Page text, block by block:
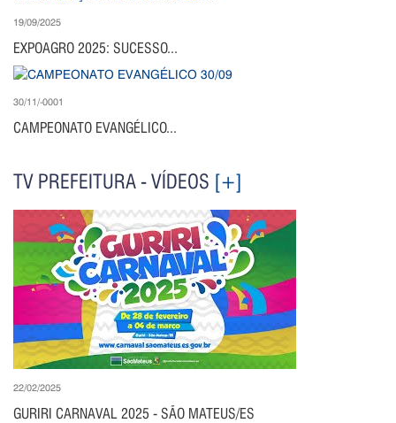
19/09/2025
EXPOAGRO 2025: SUCESSO...
30/11/-0001
CAMPEONATO EVANGÉLICO...
TV PREFEITURA - VÍDEOS [+]
22/02/2025
GURIRI CARNAVAL 2025 - SÃO MATEUS/ES